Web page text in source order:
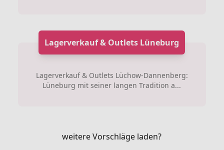
Lagerverkauf & Outlets Lüneburg
Lagerverkauf & Outlets Lüchow-Dannenberg:
Lüneburg mit seiner langen Tradition a...
weitere Vorschläge laden?